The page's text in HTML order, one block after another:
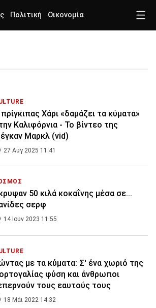
Πολιτική Οικονομία
πρίγκιπας Χάρι «δαμάζει τα κύματα»
Καλιφόρνια - Το βίντεο της
Μαρκλ (vid)
27 Αυγ 2025 11:41
50 κιλά κοκαΐνης μέσα σε...
σερφ
14 Ιουν 2023 11:55
με τα κύματα: Σ' ένα χωριό της
φύση και άνθρωποι
τους εαυτούς τους
18 Μάι 2022 14:32